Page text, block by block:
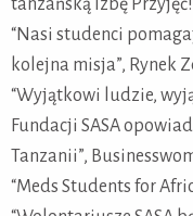
tanzańską Izbę
“Nasi studenci
kolejna misja”, Rynek
“Wyjątkowi ludzie,
Fundacji SASA
Tanzanii”,
“Meds Students for